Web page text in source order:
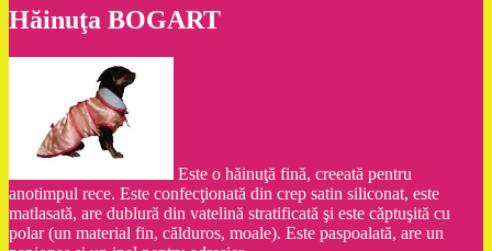
Hăinuţa BOGART
Este o hăinuţă fină, creeată pentru
anotimpul rece. Este confecţionată din crep satin siliconat, este
matlasată, are dublură din vatelină stratificată şi este căptuşită cu
polar (un material fin, călduros, moale). Este paspoalată, are un